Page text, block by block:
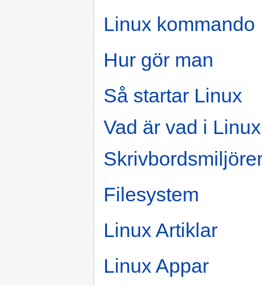
Linux kommando
Hur gör man
Så startar Linux
Vad är vad i
Filesystem
Linux Artiklar
Linux Appar